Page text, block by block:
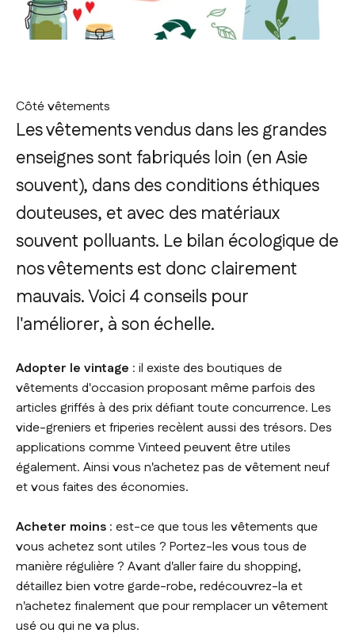
Côté vêtements
Les vêtements vendus dans les grandes
enseignes sont fabriqués loin (en Asie
souvent), dans des conditions éthiques
douteuses, et avec des matériaux
souvent polluants. Le bilan écologique de
nos vêtements est donc clairement
mauvais. Voici 4 conseils pour
l'améliorer, à son échelle.
Adopter le vintage : il existe des boutiques de
vêtements d'occasion proposant même parfois des
articles griffés à des prix défiant toute concurrence. Les
vide-greniers et friperies recèlent aussi des trésors. Des
applications comme Vinteed peuvent être utiles
également. Ainsi vous n'achetez pas de vêtement neuf
et vous faites des économies.
Acheter moins : est-ce que tous les vêtements que
vous achetez sont utiles ? Portez-les vous tous de
manière régulière ? Avant d'aller faire du shopping,
détaillez bien votre garde-robe, redécouvrez-la et
n'achetez finalement que pour remplacer un vêtement
usé ou qui ne va plus.